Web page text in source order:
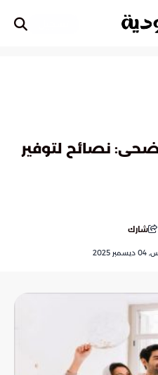
نصائح لتوفير
شارك
2025